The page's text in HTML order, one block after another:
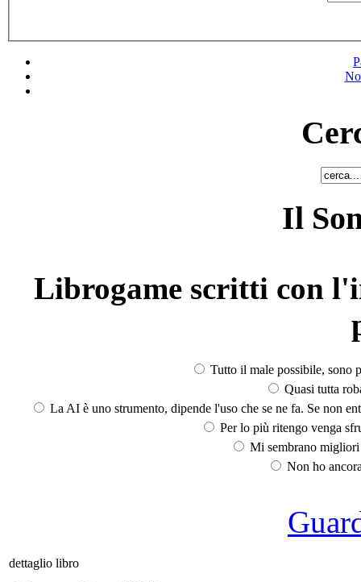
Il
Librogame scritti con
Tutto il male possibile, sono
Quasi tutta
La AI è uno strumento, dipende l'uso che se ne fa. Se non
Per lo più ritengo venga
Mi sembrano
Non ho
dettaglio libro